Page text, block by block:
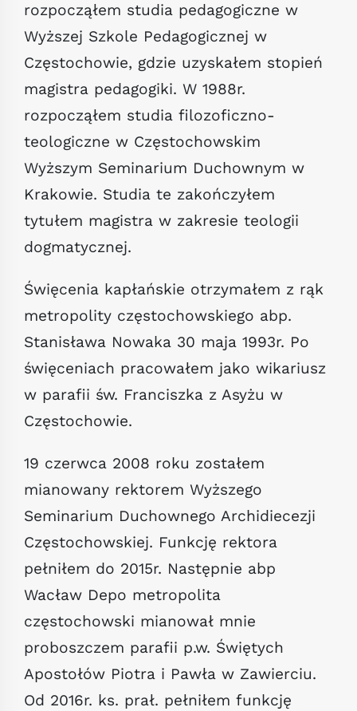
rozpocząłem studia pedagogiczne w
Wyższej Szkole Pedagogicznej w
Częstochowie, gdzie uzyskałem stopień
magistra pedagogiki. W 1988r.
rozpocząłem studia filozoficzno-
teologiczne w Częstochowskim
Wyższym Seminarium Duchownym w
Krakowie. Studia te zakończyłem
tytułem magistra w zakresie teologii
dogmatycznej.
Święcenia kapłańskie otrzymałem z rąk
metropolity częstochowskiego abp.
Stanisława Nowaka 30 maja 1993r. Po
święceniach pracowałem jako wikariusz
w parafii św. Franciszka z Asyżu w
Częstochowie.
19 czerwca 2008 roku zostałem
mianowany rektorem Wyższego
Seminarium Duchownego Archidiecezji
Częstochowskiej. Funkcję rektora
pełniłem do 2015r. Następnie abp
Wacław Depo metropolita
częstochowski mianował mnie
proboszczem parafii p.w. Świętych
Apostołów Piotra i Pawła w Zawierciu.
Od 2016r. ks. prał. pełniłem funkcję